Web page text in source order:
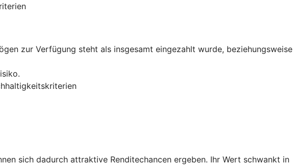
zur Verfügung steht als insgesamt eingezahlt wurde, beziehungsweise
sich dadurch attraktive Renditechancen ergeben. Ihr Wert schwankt in